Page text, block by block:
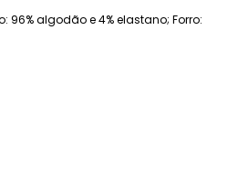
96% algodão e 4% elastano; Forro: